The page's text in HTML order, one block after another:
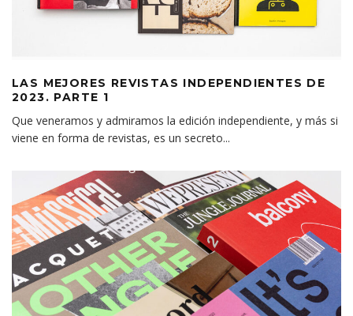
LAS MEJORES REVISTAS INDEPENDIENTES DE
2023. PARTE 1
Que veneramos y admiramos la edición independiente, y más si
viene en forma de revistas, es un secreto...